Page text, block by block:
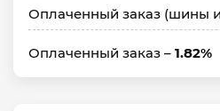
Оплаченный заказ (шины
Оплаченный заказ – 1.82%